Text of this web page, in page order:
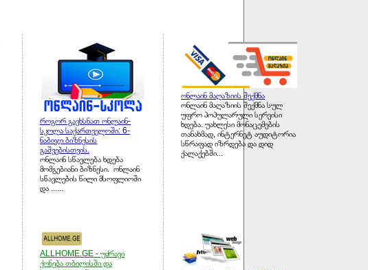
როგორ გავხსნათ ონლაინ-
სკოლა საქართველოში: 6-
ნაბიჯი ბიზნესის
გაშვებისთვის.
ონლაინ სწავლება ხდება
მომგებიანი ბიზნესი. ონლაინ
სწავლების წილი მსოფლიოში
და ......
ონლაინ მაღაზიის შექმნა
ონლაინ მაღაზიის შექმნა სულ
უფრო პოპულარული სერვისი
ხდება. უახლესი მონაცემების
თანახმად, ინტერნეტ აუდიტორია
სწრაფად იზრდება და დიდ
ქალაქებში...
ALLHOME.GE - უძრავი
ქონება თბილისში და